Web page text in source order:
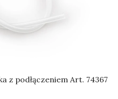
z podłączeniem Art. 74367